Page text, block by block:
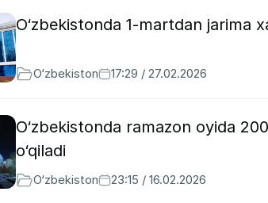
O‘zbekistonda 1-martdan jarima
O‘zbekiston 17:29 / 27.02.2026
O‘zbekistonda ramazon oyida
o‘qiladi
O‘zbekiston 23:15 / 16.02.2026